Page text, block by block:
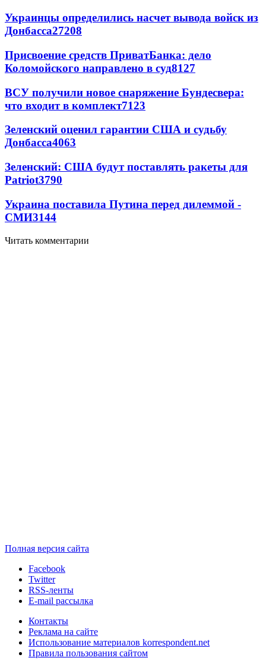
Украинцы определились насчет вывода войск из
Донбасса27208
Присвоение средств ПриватБанка: дело
Коломойского направлено в суд8127
ВСУ получили новое снаряжение Бундесвера:
что входит в комплект7123
Зеленский оценил гарантии США и судьбу
Донбасса4063
Зеленский: США будут поставлять ракеты для
Patriot3790
Украина поставила Путина перед дилеммой -
СМИ3144
Читать комментарии
Полная версия сайта
Facebook
Twitter
RSS-ленты
E-mail рассылка
Контакты
Реклама на сайте
Использование материалов korrespondent.net
Правила пользования сайтом